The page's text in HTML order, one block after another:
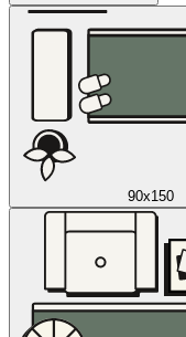
90x150